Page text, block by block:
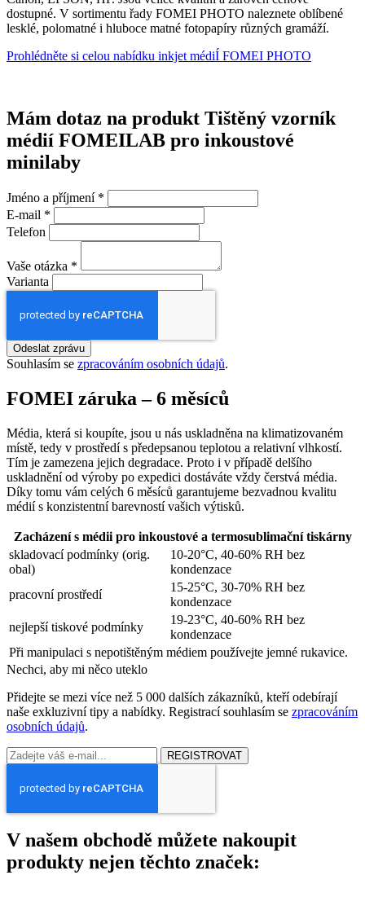
dostupné. V sortimentu řady FOMEI PHOTO naleznete oblíbené
lesklé, polomatné i hluboce matné fotopapíry různých gramáží.
Prohlédněte si celou nabídku inkjet médiÍ FOMEI PHOTO
Mám dotaz na produkt Tištěný vzorník
médií FOMEILAB pro inkoustové
minilaby
Jméno a příjmení *
E-mail *
Telefon
Vaše otázka *
Varianta
Odeslat zprávu
Souhlasím se zpracováním osobních údajů.
FOMEI záruka – 6 měsíců
Média, která si koupíte, jsou u nás uskladněna na klimatizovaném
místě, tedy v prostředí s předepsanou teplotou a relativní vlhkostí.
Tím je zamezena jejich degradace. Proto i v případě delšího
uskladnění od výroby po expedici dostáváte vždy čerstvá média.
Díky tomu vám celých 6 měsíců garantujeme bezvadnou kvalitu
médií s konzistentní barevností vašich výtisků.
Zacházení s médii pro inkoustové a termosublimační tiskárny
skladovací podmínky (orig.
obal)
10-20°C, 40-60% RH bez
kondenzace
pracovní prostředí
15-25°C, 30-70% RH bez
kondenzace
nejlepší tiskové podmínky
19-23°C, 40-60% RH bez
kondenzace
Při manipulaci s nepotištěným médiem používejte jemné rukavice.
Nechci, aby mi něco uteklo
Přidejte se mezi více než 5 000 dalších zákazníků, kteří odebírají
naše exkluzivní tipy a nabídky. Registrací souhlasím se zpracováním
osobních údajů.
REGISTROVAT
V našem obchodě můžete nakoupit
produkty nejen těchto značek: